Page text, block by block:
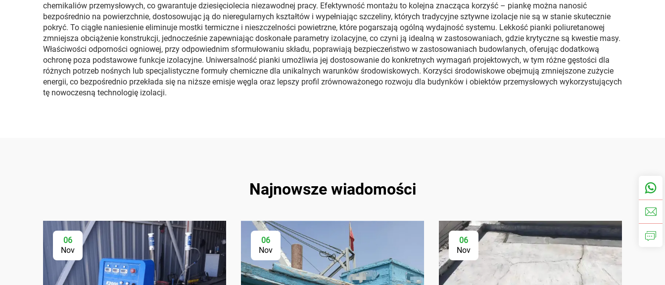
chemikaliów przemysłowych, co gwarantuje dziesięciolecia niezawodnej pracy. Efektywność montażu to kolejna znacząca korzyść – piankę można nanosić
bezpośrednio na powierzchnie, dostosowując ją do nieregularnych kształtów i wypełniając szczeliny, których tradycyjne sztywne izolacje nie są w stanie skutecznie
pokryć. To ciągłe naniesienie eliminuje mostki termiczne i nieszczelności powietrzne, które pogarszają ogólną wydajność systemu. Lekkość pianki poliuretanowej
zmniejsza obciążenie konstrukcji, jednocześnie zapewniając doskonałe parametry izolacyjne, co czyni ją idealną w zastosowaniach, gdzie krytyczne są kwestie masy.
Właściwości odporności ogniowej, przy odpowiednim sformułowaniu składu, poprawiają bezpieczeństwo w zastosowaniach budowlanych, oferując dodatkową
ochronę poza podstawowe funkcje izolacyjne. Uniwersalność pianki umożliwia jej dostosowanie do konkretnych wymagań projektowych, w tym różne gęstości dla
różnych potrzeb nośnych lub specjalistyczne formuły chemiczne dla unikalnych warunków środowiskowych. Korzyści środowiskowe obejmują zmniejszone zużycie
energii, co bezpośrednio przekłada się na niższe emisje węgla oraz lepszy profil zrównoważonego rozwoju dla budynków i obiektów przemysłowych wykorzystujących
tę nowoczesną technologię izolacji.
Najnowsze wiadomości
06
Nov
06
Nov
06
Nov